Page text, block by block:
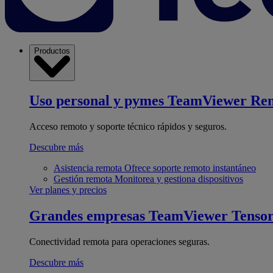
Productos
Uso personal y pymes TeamViewer
Acceso remoto y soporte técnico rápidos y seguros.
Descubre más
Asistencia remota Ofrece soporte remoto instantáneo
Gestión remota Monitorea y gestiona dispositivos
Ver planes y precios
Grandes empresas TeamViewer Tensor
Conectividad remota para operaciones seguras.
Descubre más